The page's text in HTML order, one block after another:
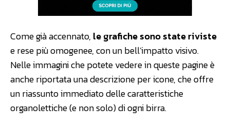
Come già accennato, le grafiche sono state riviste
e rese più omogenee, con un bell’impatto visivo.
Nelle immagini che potete vedere in queste pagine è
anche riportata una descrizione per icone, che offre
un riassunto immediato delle caratteristiche
organolettiche (e non solo) di ogni birra.